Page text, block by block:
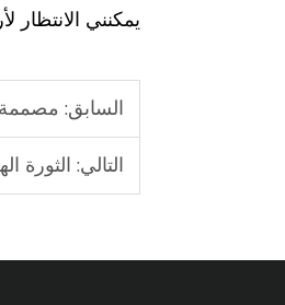
يمكنني الانتظار
السابق: مصممة للعمل عند 75: تقنية مضخة
التالي: الثورة